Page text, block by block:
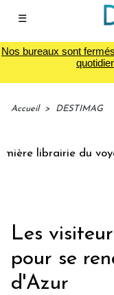
☰
Nos bureaux sont
Accueil > DESTIMAG
librairie du
Les
pour se
d'Azur